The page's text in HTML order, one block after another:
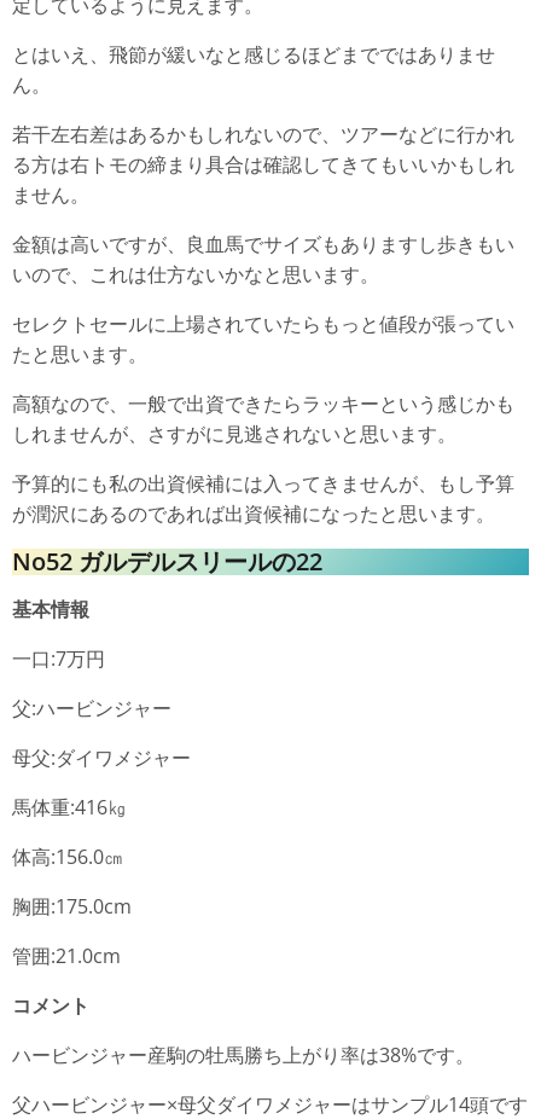
とはいえ、飛節が緩いなと感じるほどまでではありませ
ん。
若干左右差はあるかもしれないので、ツアーなどに行かれ
る方は右トモの締まり具合は確認してきてもいいかもしれ
ません。
金額は高いですが、良血馬でサイズもありますし歩きもい
いので、これは仕方ないかなと思います。
セレクトセールに上場されていたらもっと値段が張ってい
たと思います。
高額なので、一般で出資できたらラッキーという感じかも
しれませんが、さすがに見逃されないと思います。
予算的にも私の出資候補には入ってきませんが、もし予算
が潤沢にあるのであれば出資候補になったと思います。
No52 ガルデルスリールの22
基本情報
一口:7万円
父:ハービンジャー
母父:ダイワメジャー
馬体重:416㎏
体高:156.0㎝
胸囲:175.0cm
管囲:21.0cm
コメント
ハービンジャー産駒の牡馬勝ち上がり率は38%です。
父ハービンジャー×母父ダイワメジャーはサンプル14頭です